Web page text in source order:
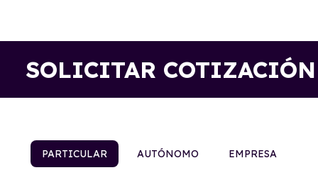
SOLICITAR COTIZACIÓN
PARTICULAR AUTÓNOMO EMPRESA